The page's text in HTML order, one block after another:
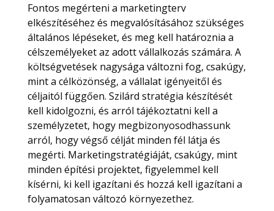
Fontos megérteni a marketingterv
elkészítéséhez és megvalósításához szükséges
általános lépéseket, és meg kell határoznia a
célszemélyeket az adott vállalkozás számára. A
költségvetések nagysága változni fog, csakúgy,
mint a célközönség, a vállalat igényeitől és
céljaitól függően. Szilárd stratégia készítését
kell kidolgozni, és arról tájékoztatni kell a
személyzetet, hogy megbizonyosodhassunk
arról, hogy végső célját minden fél látja és
megérti. Marketingstratégiáját, csakúgy, mint
minden építési projektet, figyelemmel kell
kísérni, ki kell igazítani és hozzá kell igazítani a
folyamatosan változó környezethez.